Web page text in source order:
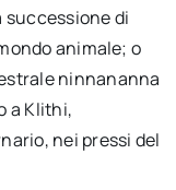
successione di
animale; o
ninnananna
a Klithi,
nei pressi del